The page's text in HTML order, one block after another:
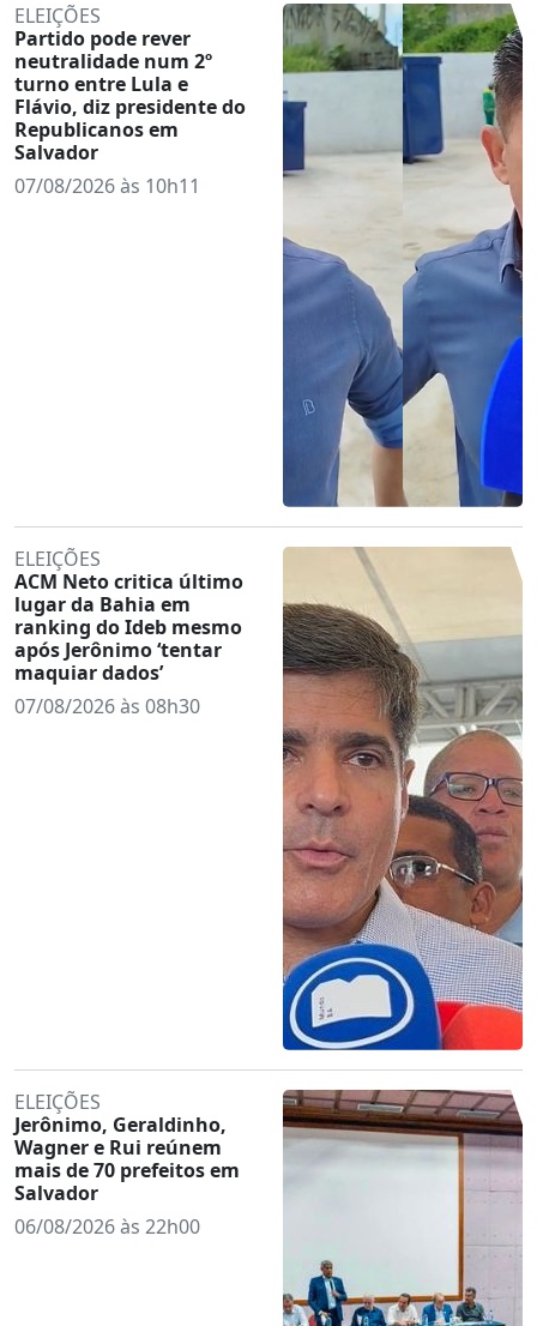
ELEIÇÕES
Partido pode rever
neutralidade num 2º
turno entre Lula e
Flávio, diz presidente do
Republicanos em
Salvador
07/08/2026 às 10h11
ELEIÇÕES
ACM Neto critica último
lugar da Bahia em
ranking do Ideb mesmo
após Jerônimo ‘tentar
maquiar dados’
07/08/2026 às 08h30
ELEIÇÕES
Jerônimo, Geraldinho,
Wagner e Rui reúnem
mais de 70 prefeitos em
Salvador
06/08/2026 às 22h00